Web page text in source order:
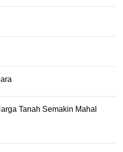
Tanah Semakin Mahal